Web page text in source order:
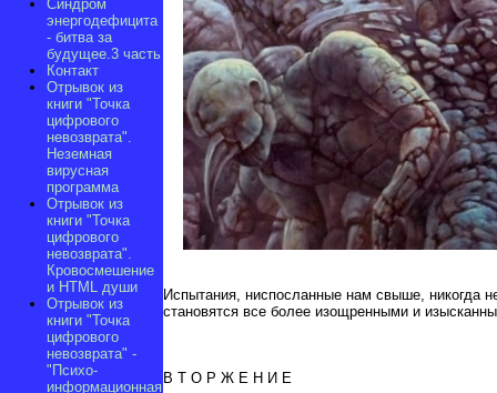
Синдром
энергодефицита
- битва за
будущее.3 часть
Контакт
Отрывок из
книги "Точка
цифрового
невозврата".
Неземная
вирусная
программа
Отрывок из
книги "Точка
цифрового
невозврата".
Кровосмешение
и HTML души
Отрывок из
книги "Точка
цифрового
невозврата" -
"Психо-
информационная
Испытания, ниспосланные нам свыше, никогда
становятся все более изощренными и
В Т О Р Ж Е Н И Е